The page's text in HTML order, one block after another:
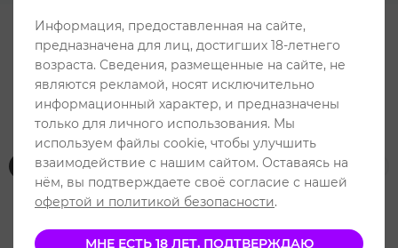
Жидкость Дядя Вова Presents
Фильтр товаров
Информация, предоставленная на сайте,
предназначена для лиц, достигших 18-летнего
возраста. Сведения, размещенные на сайте, не
являются рекламой, носят исключительно
информационный характер, и предназначены
только для личного использования. Мы
используем файлы cookie, чтобы улучшить
взаимодействие с нашим сайтом. Оставаясь на
нём, вы подтверждаете своё согласие с нашей
офертой и политикой безопасности.
МНЕ ЕСТЬ 18 ЛЕТ, ПОДТВЕРЖДАЮ